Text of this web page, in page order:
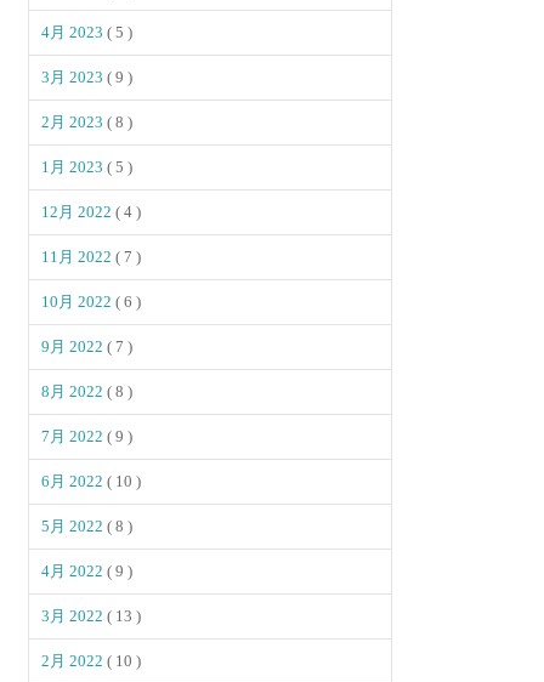
4月 2023( 5 )
3月 2023( 9 )
2月 2023( 8 )
1月 2023( 5 )
12月 2022( 4 )
11月 2022( 7 )
10月 2022( 6 )
9月 2022( 7 )
8月 2022( 8 )
7月 2022( 9 )
6月 2022( 10 )
5月 2022( 8 )
4月 2022( 9 )
3月 2022( 13 )
2月 2022( 10 )